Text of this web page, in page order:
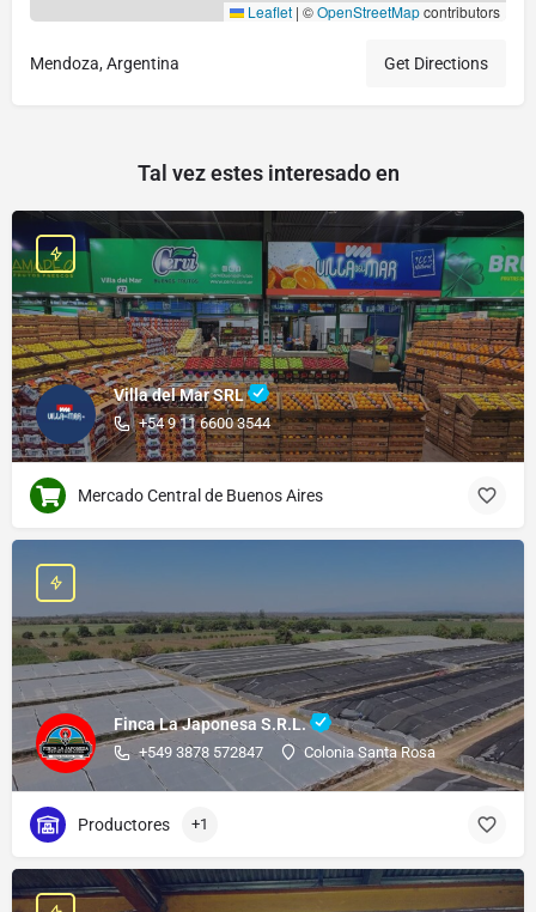
Leaflet | ©OpenStreetMapcontributors
Mendoza, Argentina Get Directions
Tal vez estes interesado en
Villa del Mar SRL
+54 9 11 6600 3544
Mercado Central de Buenos Aires
Finca La Japonesa S.R.L.
+549 3878 572847 Colonia Santa Rosa
Productores +1